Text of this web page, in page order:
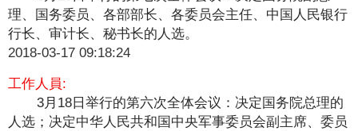
理、国务委员、各部部长、各委员会主任、中国人民银行
行长、审计长、秘书长的人选。
2018-03-17 09:18:24
工作人員:
3月18日举行的第六次全体会议：决定国务院总理的
人选；决定中华人民共和国中央军事委员会副主席、委员